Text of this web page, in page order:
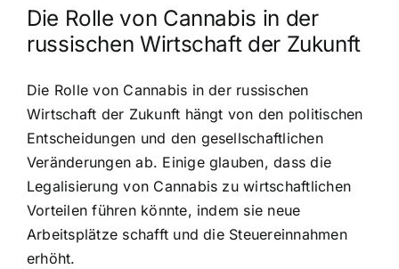
Die Rolle von Cannabis in der
russischen Wirtschaft der Zukunft
Die Rolle von Cannabis in der russischen
Wirtschaft der Zukunft hängt von den politischen
Entscheidungen und den gesellschaftlichen
Veränderungen ab. Einige glauben, dass die
Legalisierung von Cannabis zu wirtschaftlichen
Vorteilen führen könnte, indem sie neue
Arbeitsplätze schafft und die Steuereinnahmen
erhöht.